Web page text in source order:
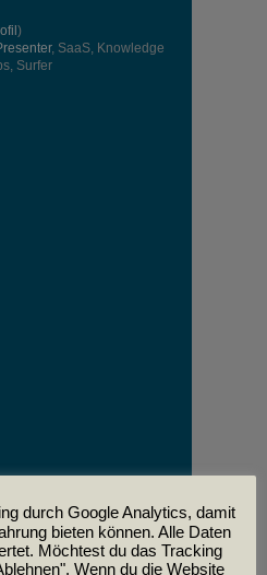
)
, SaaS, Knowledge
Surfer
Jahren verstorben.
durch Google Analytics, damit
bieten können. Alle Daten
Möchtest du das Tracking
Wenn du die Website